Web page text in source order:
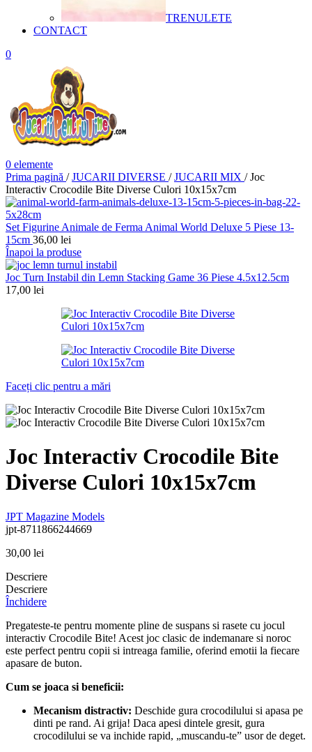
TRENULETE
CONTACT
0
0 elemente
Prima pagină / JUCARII DIVERSE / JUCARII MIX / Joc
Interactiv Crocodile Bite Diverse Culori 10x15x7cm
Set Figurine Animale de Ferma Animal World Deluxe 5 Piese 13-
15cm 36,00 lei
Înapoi la produse
Joc Turn Instabil din Lemn Stacking Game 36 Piese 4.5x12.5cm
17,00 lei
Faceți clic pentru a mări
Joc Interactiv Crocodile Bite
Diverse Culori 10x15x7cm
JPT Magazine Models
jpt-8711866244669
30,00 lei
Descriere
Descriere
Închidere
Pregateste-te pentru momente pline de suspans si rasete cu jocul
interactiv Crocodile Bite! Acest joc clasic de indemanare si noroc
este perfect pentru copii si intreaga familie, oferind emotii la fiecare
apasare de buton.
Cum se joaca si beneficii:
Mecanism distractiv: Deschide gura crocodilului si apasa pe
dinti pe rand. Ai grija! Daca apesi dintele gresit, gura
crocodilului se va inchide rapid, „muscandu-te” usor de deget.